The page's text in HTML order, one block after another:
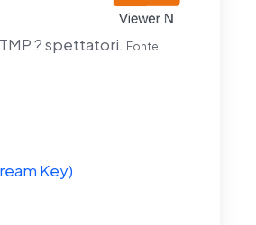
? spettatori. Fonte:
Key)